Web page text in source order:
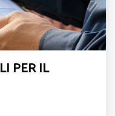
PER IL